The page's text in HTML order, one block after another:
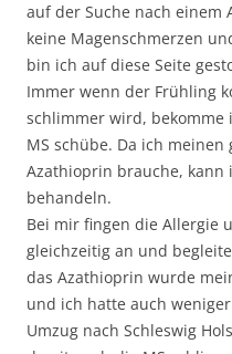
auf der Suche nach einem
keine Magenschmerzen
bin ich auf diese Seite
Immer wenn der Frühling
schlimmer wird, bekomme
MS schübe. Da ich
Azathioprin brauche, kann
behandeln.
Bei mir fingen die Allergie
gleichzeitig an und
das Azathioprin wurde
und ich hatte auch
Umzug nach Schleswig